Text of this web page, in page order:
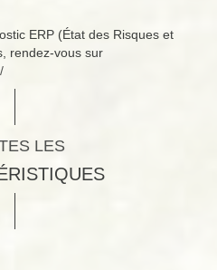
ERP (État des Risques et
rendez-vous sur
LES